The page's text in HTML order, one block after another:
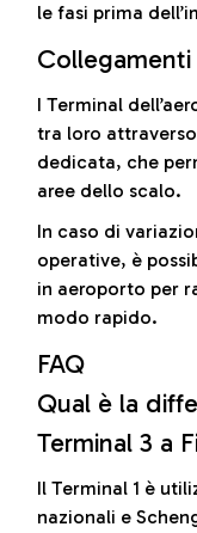
le fasi prima
Collegamenti
I Terminal
tra loro
dedicata, che
aree dello scalo.
In caso di
operative, è
in aeroporto per
modo rapido.
FAQ
Qual è la
Terminal 3 a
Il Terminal 1 è
nazionali e